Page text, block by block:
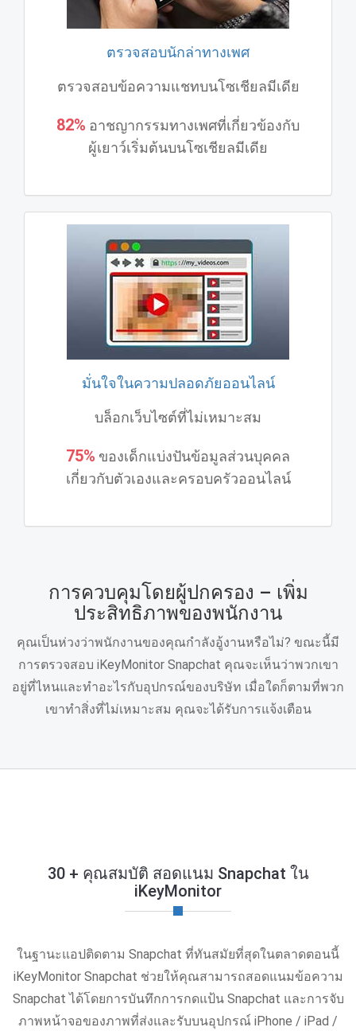
ตรวจสอบนักล่าทางเพศ
ตรวจสอบข้อความแชทบนโซเชียลมีเดีย
82% อาชญากรรมทางเพศที่เกี่ยวข้องกับ
ผู้เยาว์เริ่มต้นบนโซเชียลมีเดีย
มั่นใจในความปลอดภัยออนไลน์
บล็อกเว็บไซต์ที่ไม่เหมาะสม
75% ของเด็กแบ่งปันข้อมูลส่วนบุคคล
เกี่ยวกับตัวเองและครอบครัวออนไลน์
การควบคุมโดยผู้ปกครอง – เพิ่ม
ประสิทธิภาพของพนักงาน
คุณเป็นห่วงว่าพนักงานของคุณกําลังอู้งานหรือไม่? ขณะนี้มี
การตรวจสอบ iKeyMonitor Snapchat คุณจะเห็นว่าพวกเขา
อยู่ที่ไหนและทําอะไรกับอุปกรณ์ของบริษัท เมื่อใดก็ตามที่พวก
เขาทําสิ่งที่ไม่เหมาะสม คุณจะได้รับการแจ้งเตือน
30 + คุณสมบัติ สอดแนม Snapchat ใน
iKeyMonitor
ในฐานะแอปติดตาม Snapchat ที่ทันสมัยที่สุดในตลาดตอนนี้
iKeyMonitor Snapchat ช่วยให้คุณสามารถสอดแนมข้อความ
Snapchat ได้โดยการบันทึกการกดแป้น Snapchat และการจับ
ภาพหน้าจอของภาพที่ส่งและรับบนอุปกรณ์ iPhone / iPad /